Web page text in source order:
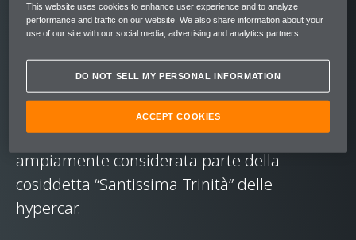
l’hanno realizzata. La McLaren P1 ha uno dei
motori ibridi più potenti montati su un’auto:
il sistema di assistenza elettrica IPAS,
sviluppato per resistere alle sfide più
impegnative di un uso intenso in pista. Il suo
design è così evoluto che la McLaren P1 è
ampiamente considerata parte della
cosiddetta “Santissima Trinità” delle
hypercar.
This website uses cookies to enhance user experience and to analyze
performance and traffic on our website. We also share information about your
use of our site with our social media, advertising and analytics partners.
DO NOT SELL MY PERSONAL INFORMATION
ACCEPT COOKIES